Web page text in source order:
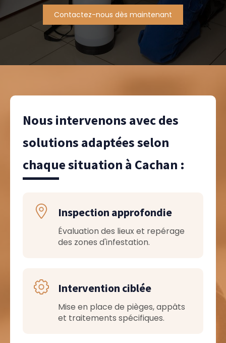
Contactez-nous dès maintenant
Nous intervenons avec des
solutions adaptées selon
chaque situation à Cachan :
Inspection approfondie
Évaluation des lieux et repérage
des zones d'infestation.
Intervention ciblée
Mise en place de pièges, appâts
et traitements spécifiques.